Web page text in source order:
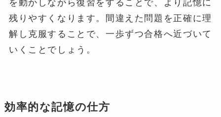
を動かしながら復習をすることで、より記憶に
残りやすくなります。間違えた問題を正確に理
解し克服することで、一歩ずつ合格へ近づいて
いくことでしょう。
効率的な記憶の仕方